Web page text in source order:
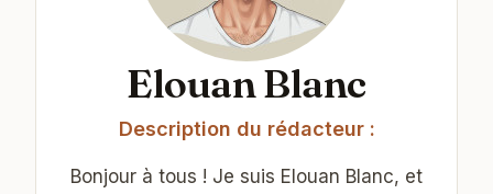
Elouan Blanc
Description du rédacteur :
Bonjour à tous ! Je suis Elouan Blanc, et